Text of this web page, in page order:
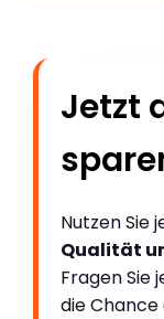
Jetzt
Nutzen Sie
Qualität
Fragen Sie
die Chance